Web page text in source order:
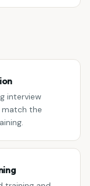
interview
match the